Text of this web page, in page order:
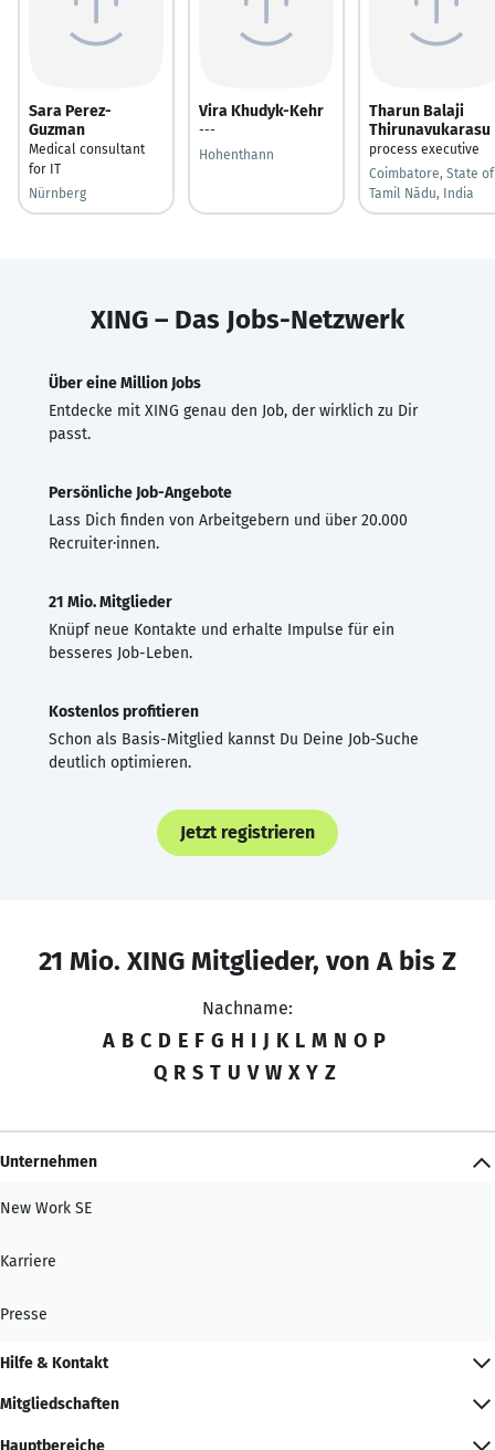
Sara Perez-
Guzman
Medical consultant
for IT
Nürnberg
Vira Khudyk-Kehr
---
Hohenthann
Tharun Balaji
Thirunavukarasu
process executive
Coimbatore, State of
Tamil Nādu, India
XING – Das Jobs-Netzwerk
Über eine Million Jobs
Entdecke mit XING genau den Job, der wirklich zu Dir
passt.
Persönliche Job-Angebote
Lass Dich finden von Arbeitgebern und über 20.000
Recruiter·innen.
21 Mio. Mitglieder
Knüpf neue Kontakte und erhalte Impulse für ein
besseres Job-Leben.
Kostenlos profitieren
Schon als Basis-Mitglied kannst Du Deine Job-Suche
deutlich optimieren.
Jetzt registrieren
21 Mio. XING Mitglieder, von A bis Z
Nachname:
A B C D E F G H I J K L M N O P
Q R S T U V W X Y Z
Unternehmen
New Work SE
Karriere
Presse
Hilfe & Kontakt
Mitgliedschaften
Hauptbereiche